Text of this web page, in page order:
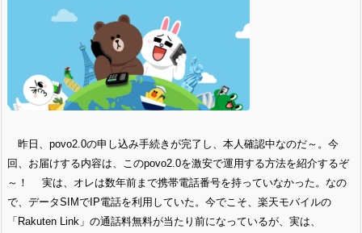
昨日、povo2.0の申し込み手続きが完了し、本人確認中なのだ～。今
回、お届けする内容は、このpovo2.0を激安で運用する方法を紹介するぞ
～！ 実は、オレは数年前まで携帯電話番号を持っていなかった。なの
で、データSIMでIP電話を利用していた。今でこそ、楽天モバイルの
「Rakuten Link」の通話料無料が当たり前になっているが、実は、